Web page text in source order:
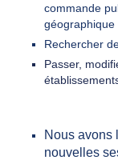
commande
géographique
Rechercher
Passer,
Nous avons
nouvelles